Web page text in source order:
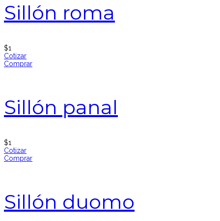
Sillón roma
$1
Cotizar
Comprar
Sillón panal
$1
Cotizar
Comprar
Sillón duomo